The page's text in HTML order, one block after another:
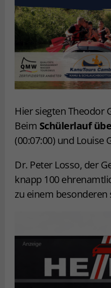
Hier siegten Theodor
Beim Schülerlauf
(00:07:00) und Louise
Dr. Peter Losso, der
knapp 100
zu einem